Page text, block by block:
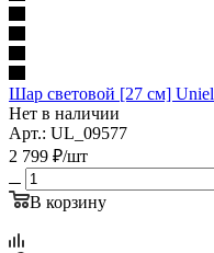
Шар световой [27 см]
Нет в наличии
Арт.: UL_09577
2 799 ₽/шт
В корзину